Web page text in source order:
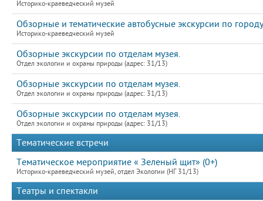
Историко-краеведческий музей
Обзорные и тематические автобусные экскурсии по городу
Историко-краеведческий музей
Обзорные экскурсии по отделам музея.
Отдел экологии и охраны природы (адрес: 31/13)
Обзорные экскурсии по отделам музея.
Отдел экологии и охраны природы (адрес: 31/13)
Обзорные экскурсии по отделам музея.
Отдел экологии и охраны природы (адрес: 31/13)
Тематические встречи
Тематическое мероприятие « Зеленый щит» (0+)
Историко-краеведческий музей, отдел Экологии (НГ 31/13)
Театры и спектакли